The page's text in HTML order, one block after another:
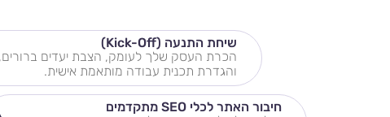
שיחת התנעה (Kick-Off)
הכרת העסק שלך לעומק, הצבת יעדים ברורים,
והגדרת תכנית עבודה מותאמת אישית.
חיבור האתר לכלי SEO מתקדמים